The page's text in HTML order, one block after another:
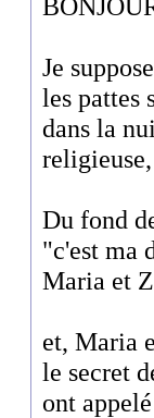
Je
les pattes
dans la
Du fond
"c'est ma
Maria et
et, Maria
le secret
ont